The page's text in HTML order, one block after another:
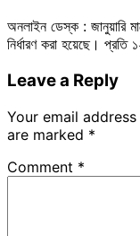
অনলাইন ডেস্ক : জানুয়ারি
নির্ধারণ করা হয়েছে। প্রতি
Leave a Reply
Your email
are marked *
Comment *